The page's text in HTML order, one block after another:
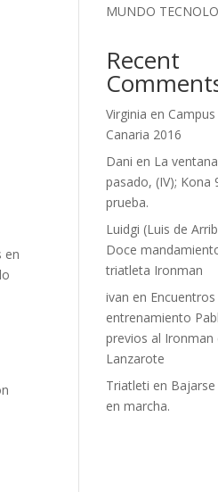
en
MUNDO
Recent
Virginia en
Canaria 2016
Dani en La
pasado, (IV); Kona
prueba.
Luidgi (Luis de
Doce
triatleta Ironman
ivan en
entrenamiento
previos al Ironman
Lanzarote
Triatleti en
en marcha.